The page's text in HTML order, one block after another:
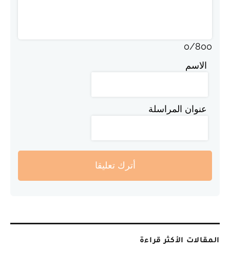
0/800
الاسم
عنوان المراسلة
أترك تعليقا
المقالات الأكثر قراءة